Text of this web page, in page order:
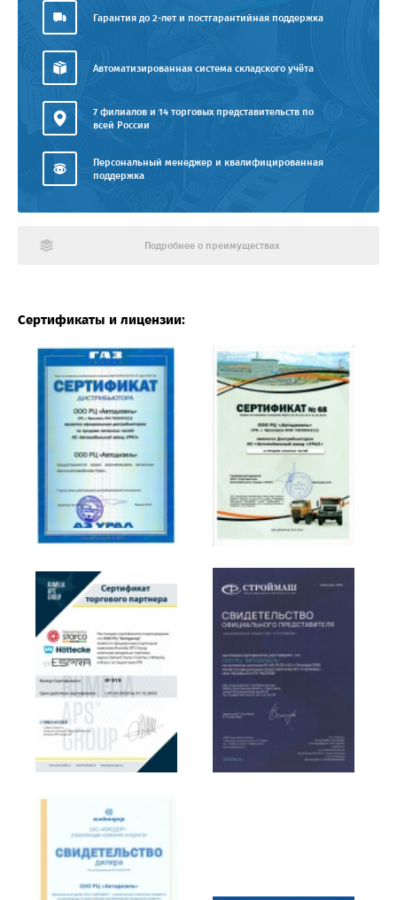
Гарантия до 2-лет и постгарантийная поддержка
Автоматизированная система складского учёта
7 филиалов и 14 торговых представительств по
всей России
Персональный менеджер и квалифицированная
поддержка
Подробнее о преимуществах
Сертификаты и лицензии: